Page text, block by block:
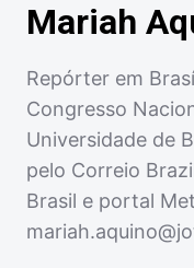
Mariah
Repórter em
Congresso
Universidade de
pelo Correio
Brasil e portal